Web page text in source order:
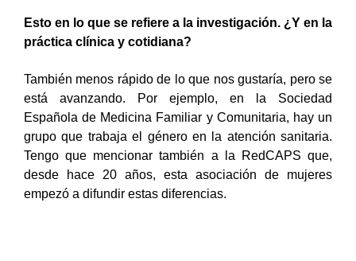
Esto en lo que se refiere a la investigación. ¿Y en la
práctica clínica y cotidiana?
También menos rápido de lo que nos gustaría, pero se
está avanzando. Por ejemplo, en la Sociedad
Española de Medicina Familiar y Comunitaria, hay un
grupo que trabaja el género en la atención sanitaria.
Tengo que mencionar también a la RedCAPS que,
desde hace 20 años, esta asociación de mujeres
empezó a difundir estas diferencias.